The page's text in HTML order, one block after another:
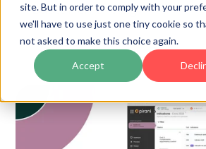
site. But in order to comply with your
we'll have to use just one tiny cookie so
not asked to make this choice again.
Accept